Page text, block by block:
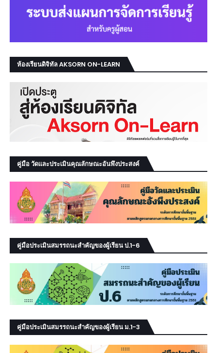
ห้องเรียนดิจิทัล AKSORN ON-LEARN
คู่มือ วัดและประเมินคุณลักษณะอันพึงประสงค์
คู่มือประเมินสมรรถนะสำคัญของผู้เรียน ป.1-6
คู่มือประเมินสมรรถนะสำคัญของผู้เรียน ม.1-3